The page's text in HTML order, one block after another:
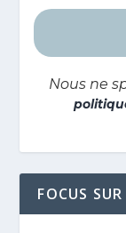
Nous ne
FOCUS